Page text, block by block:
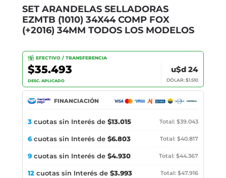
SET ARANDELAS SELLADORAS
EZMTB (1010) 34X44 COMP FOX
(+2016) 34MM TODOS LOS MODELOS
EFECTIVO / TRANSFERENCIA
$35.493
DESC. APLICADO
u$d 24
DÓLAR: $1.510
FINANCIACIÓN
3 cuotas sin Interés de $13.015 Total: $39.043
6cuotas sin Interés de $6.803 Total: $40.817
9 cuotas sin Interés de $4.930 Total: $44.367
12 cuotas sin Interés de $3.993 Total: $47.916